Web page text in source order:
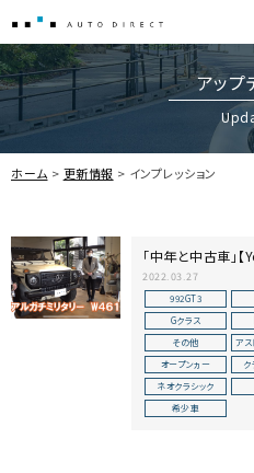
アップ
ホーム 更新情報 インプレッション
「中年と中古車」
2022.03.27
992GT3
Gクラス
その他
アス
オープンヵー
ク
ネオクラシック
希少車